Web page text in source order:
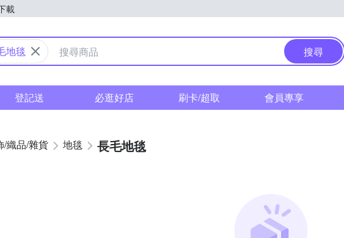
載
物中心
地毯 搜尋
登記送 必逛好店 刷卡/超取 會員專享
/織品/雜貨 地毯 長毛地毯